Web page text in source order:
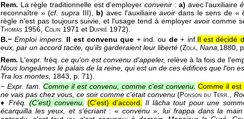
Rem. La règle traditionnelle est d'employer convenir:a) avec l'auxiliaire
reconnaître » (cf. supra III), b) avec l'auxiliaireavoir dans le sens de «
règle n'est pas toujours suivie, et l'usage tend à employer avoircomme
Thomas 1956, Colin 1971 et Dupré 1972).
B.− Emploi impers. Il est convenu que + ind. ou de+ inf. Il est décidé
eux, par un accord tacite, qu'ils garderaient leur liberté (Zola Nana, 1880 ,
Rem. L'expr. fréq.ce qu'on est convenu d'appeler, relève à la fois de
Nous longeâmes le palais de la reine, qui est un de ces édifices que l'on
Tra los montes, 1843, p. 71).
− Expr. fam. Comme il est convenu, comme c'est convenu. Comme il est
ne vais pas chez vous, ce soir comme c'était convenu (Ponson du Terr.
♦ Fréq. (C'est) convenu. (C'est) d'accord.
Il lâcha tout pour une
écarquilla les yeux, et s'écriant : « convenu»,lui frappa dans la main